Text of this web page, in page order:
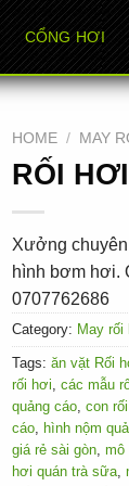
CỔNG HƠI
HOME / MAY
RỐI
Xưởng
hình bơm hơi.
0707762686
Category: May rối
Tags: ăn vặt Rối
rối hơi các mẫu
quảng cáo con
cáo
hình nộm
giá rẻ sài gòn mô
hơi quán trà sữa